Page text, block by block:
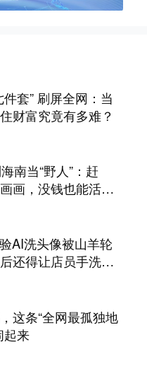
套” 刷屏全网：当
财富究竟有多难？
南当“野人”：赶
画，没钱也能活得
AI洗头像被山羊轮
还得让店员手洗两
这条“全网最孤独地
起来